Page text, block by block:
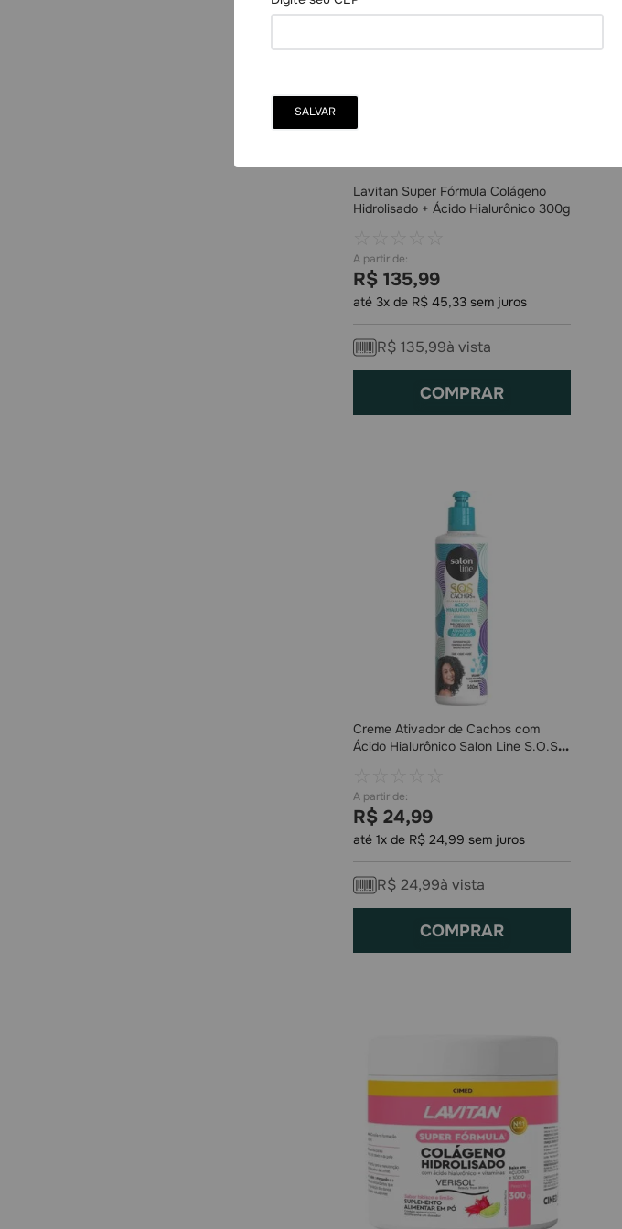
Lavitan Super Fórmula Colágeno
Hidrolisado + Ácido Hialurônico 300g
R$ 135,99
até 3x de R$ 45,33 sem juros
R$ 135,99à vista
COMPRAR
Creme Ativador de Cachos com
Ácido Hialurônico Salon Line S.O.S
R$ 24,99
até 1x de R$ 24,99 sem juros
R$ 24,99à vista
COMPRAR